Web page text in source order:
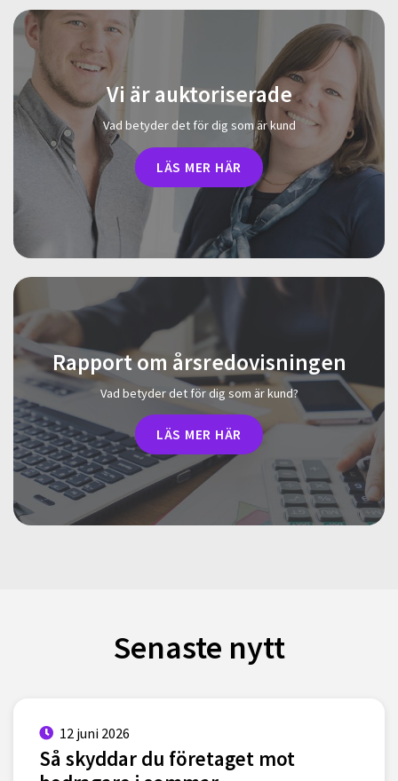
Vi är auktoriserade
Vad betyder det för dig som är kund
LÄS MER HÄR
Rapport om årsredovisningen
Vad betyder det för dig som är kund?
LÄS MER HÄR
Senaste nytt
12 juni 2026
Så skyddar du företaget mot